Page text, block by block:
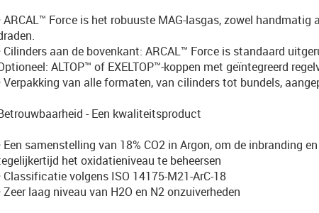
ARCAL™ Force is het robuuste MAG-lasgas, zowel
Cilinders aan de bovenkant: ARCAL™ Force is standaard
ALTOP™ of EXELTOP™-koppen met geïntegreerd
Verpakking van alle formaten, van cilinders tot bundels,
- Een kwaliteitsproduct
Een samenstelling van 18% CO2 in Argon, om de inbranding
het oxidatieniveau te beheersen
Classificatie volgens ISO 14175-M21-ArC-18
Zeer laag niveau van H2O en N2 onzuiverheden